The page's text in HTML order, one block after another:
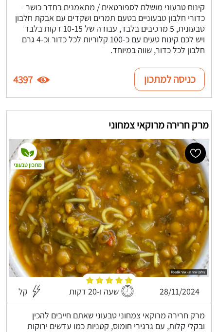
קינוח טבעוני מושלם לספורטאים / מתאמנים בחדר כושר -
כדורי חלבון טבעוניים בטעם תמרים ושקדים עם אבקת חלבון
טבעונית, 5 מרכיבים בלבד, עבודה של 10-15 דקות בלבד
ויש לכם קינוח טעים עם כ-100 קלוריות לכל כדור וכ-4 גרם
חלבון לכל כדור, שווה במיוחד.
כניסה למתכון 4397
מרק חרירה מרוקאי צמחוני
28/11/2024 שעה ו-20 דקות קל
מרק חרירה מרוקאי צמחוני טבעוני שאתם חייבים להכין
ובקלי קלות, עם גרגירי חומוס, קטניות כמו עדשים ירוקות
מתכון טבעוני